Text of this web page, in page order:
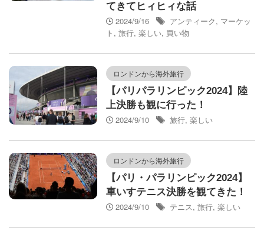
てきてヒィヒィな話
2024/9/16
アンティーク, マーケッ
ト , 旅行, 楽しい, 買い物
ロンドンから海外旅行
【パリパラリンピック2024】陸
上決勝も観に行った！
2024/9/10
旅行, 楽しい
ロンドンから海外旅行
【パリ・パラリンピック2024】
車いすテニス決勝を観てきた！
2024/9/10
テニス, 旅行, 楽しい